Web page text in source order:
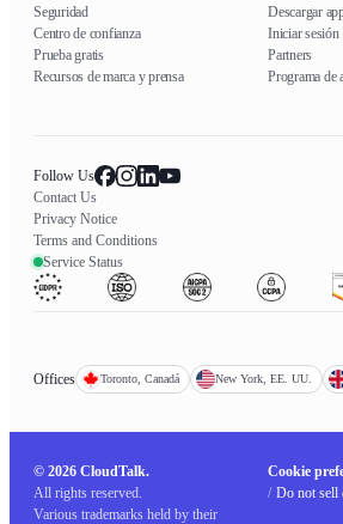
Seguridad
Centro de confianza
Prueba gratis
Recursos de marca y prensa
Descargar
Iniciar sesión
Partners
Programa de
Follow Us
Contact Us
Privacy Notice
Terms and Conditions
Service Status
Offices Toronto, Canadá New York, EE. UU.
© 2026 CloudTalk.
All rights reserved.
Various trademarks held by their
Cookie
/ Do not sell